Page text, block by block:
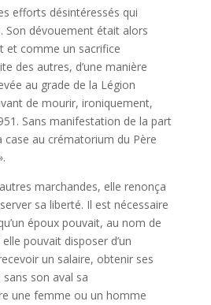
efforts désintéressés qui
Son dévouement était alors
et comme un sacrifice
des autres, d’une manière
au grade de la Légion
de mourir, ironiquement,
Sans manifestation de la part
case au crématorium du Père
marchandes, elle renonça
sa liberté. Il est nécessaire
époux pouvait, au nom de
pouvait disposer d’un
un salaire, obtenir ses
sans son aval sa
une femme ou un homme